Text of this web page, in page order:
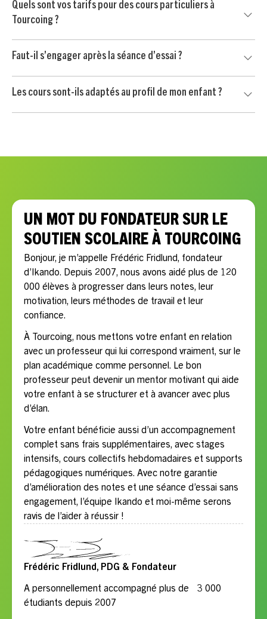
préparation du Brevet, du Bac et des contrôles importants,
avec un travail ciblé sur les méthodes et les matières clés.
Quels sont vos tarifs pour des cours particuliers à
Tourcoing ?
€ / heure après crédit d’impôt immédiat de 50 %, selon les
conditions applicables.
Faut-il s’engager après la séance d’essai ?
engagement. Vous continuez uniquement si le professeur
convient à votre enfant et si l’accompagnement vous
Les cours sont-ils adaptés au profil de mon enfant ?
UN MOT DU FONDATEUR SUR LE
SOUTIEN SCOLAIRE À TOURCOING
Bonjour, je m’appelle Frédéric Fridlund, fondateur
d’Ikando. Depuis 2007, nous avons aidé plus de 120
000 élèves à progresser dans leurs notes, leur
motivation, leurs méthodes de travail et leur
confiance.
À Tourcoing, nous mettons votre enfant en relation
avec un professeur qui lui correspond vraiment, sur le
plan académique comme personnel. Le bon
professeur peut devenir un mentor motivant qui aide
votre enfant à se structurer et à avancer avec plus
d’élan.
Votre enfant bénéficie aussi d’un accompagnement
complet sans frais supplémentaires, avec stages
intensifs, cours collectifs hebdomadaires et supports
pédagogiques numériques. Avec notre garantie
d’amélioration des notes et une séance d’essai sans
engagement, l’équipe Ikando et moi-même serons
ravis de l’aider à réussir !
Frédéric Fridlund, PDG & Fondateur
A personnellement accompagné plus de 3 000
étudiants depuis 2007